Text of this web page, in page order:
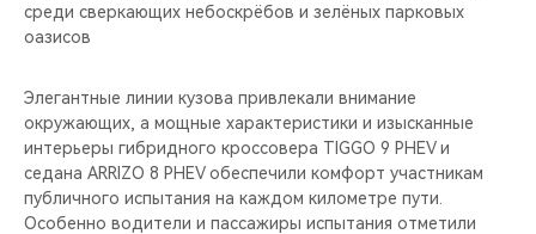
среди сверкающих небоскрёбов и зелёных парковых
оазисов
Элегантные линии кузова привлекали внимание
окружающих, а мощные характеристики и изысканные
интерьеры гибридного кроссовера TIGGO 9 PHEV и
седана ARRIZO 8 PHEV обеспечили комфорт участникам
публичного испытания на каждом километре пути.
Особенно водители и пассажиры испытания отметили